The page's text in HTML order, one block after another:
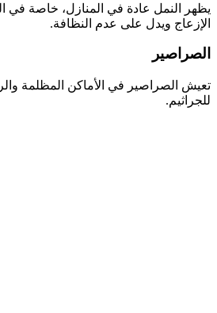
يظهر النمل عادة في المنازل، خاصة في
الإزعاج ويدل على عدم النظافة.
الصراصير
تعيش الصراصير في الأماكن المظلمة
للجراثيم.